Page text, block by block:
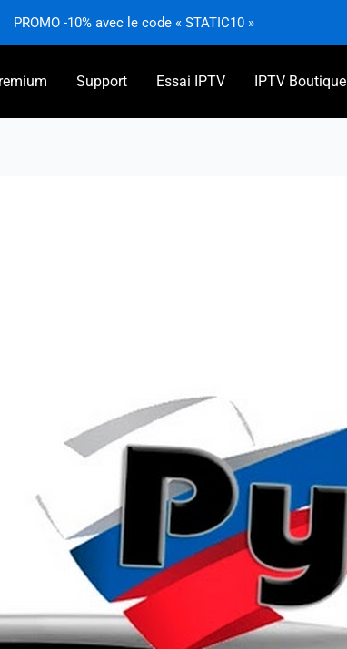
PROMO -10% avec le code « STATIC10 »
Support Essai IPTV IPTV Boutique